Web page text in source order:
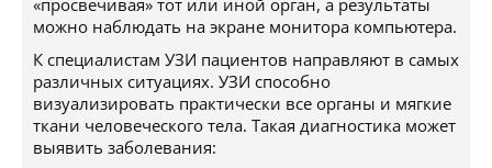
«просвечивая» тот или иной орган, а результаты
можно наблюдать на экране монитора компьютера.
К специалистам УЗИ пациентов направляют в самых
различных ситуациях. УЗИ способно
визуализировать практически все органы и мягкие
ткани человеческого тела. Такая диагностика может
выявить заболевания: